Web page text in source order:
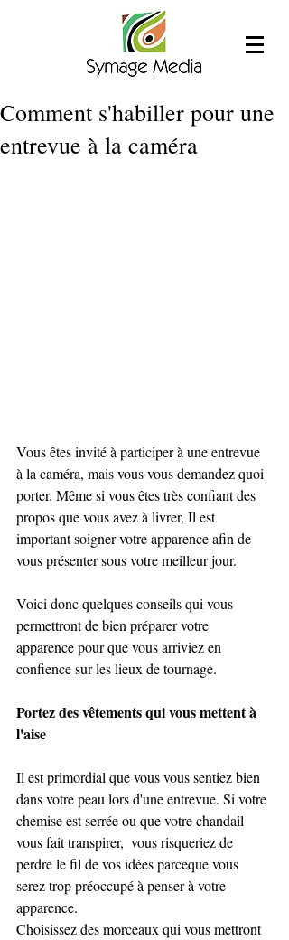
Comment s'habiller pour une
entrevue à la caméra
Vous êtes invité à participer à une entrevue
à la caméra, mais vous vous demandez quoi
porter. Même si vous êtes très confiant des
propos que vous avez à livrer, Il est
important soigner votre apparence afin de
vous présenter sous votre meilleur jour.
Voici donc quelques conseils qui vous
permettront de bien préparer votre
apparence pour que vous arriviez en
confience sur les lieux de tournage.
Portez des vêtements qui vous mettent à
l'aise
Il est primordial que vous vous sentiez bien
dans votre peau lors d'une entrevue. Si votre
chemise est serrée ou que votre chandail
vous fait transpirer,  vous risqueriez de
perdre le fil de vos idées parceque vous
serez trop préoccupé à penser à votre
apparence.
Choisissez des morceaux qui vous mettront